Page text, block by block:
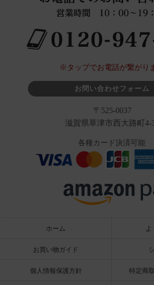
※タップでお電話が繋がり
お問い合わせフォーム
〒525-0037
滋賀県草津市西大路町4-
各種カード決済可能
ホーム よ
お買い物ガイド
個人情報保護方針 特定商